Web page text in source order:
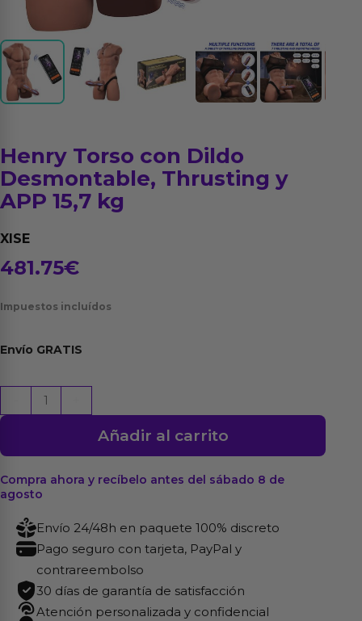
Henry Torso con Dildo
Desmontable, Thrusting y
APP 15,7 kg
XISE
481.75€
Impuestos incluídos
Envío GRATIS
Torso
Dildo
Desmontable,
Thrusting
APP
cantidad
Añadir al carrito
Compra ahora y recíbelo antes del sábado 8 de
agosto
Envío 24/48h en paquete 100% discreto
Pago seguro con tarjeta, PayPal y
contrareembolso
30 días de garantía de satisfacción
Atención personalizada y confidencial